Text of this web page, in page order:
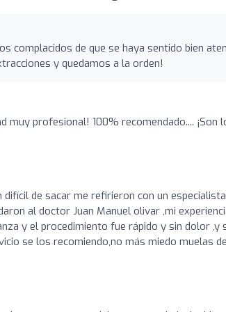
complacidos de que se haya sentido bien
y quedamos a la orden!
muy profesional! 100% recomendado.... ¡Son
difícil de sacar me refirieron con un especialista
al doctor Juan Manuel olivar ,mi
y el procedimiento fue rápido y sin dolor ,y
se los recomiendo,no más miedo muelas